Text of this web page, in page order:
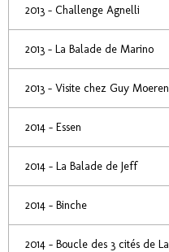
2013 - Challenge Agnelli
2013 - La Balade de Marino
2013 - Visite chez Guy
2014 - Essen
2014 - La Balade de Jeff
2014 - Binche
2014 - Boucle des 3 cités de